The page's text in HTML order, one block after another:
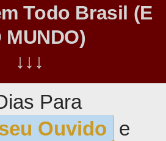
Todo Brasil (E
MUNDO)
↓↓↓
Para
Ouvido e